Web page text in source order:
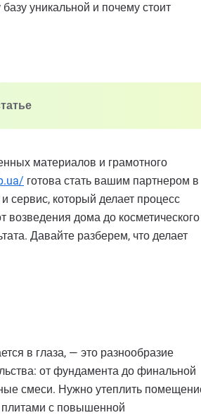
уникальной и почему стоит
материалов и грамотного
готова стать вашим партнером в
который делает процесс
дома до косметического
Давайте разберем, что делает
в глаза, — это разнообразие
от фундамента до финальной
смеси. Нужно утеплить
с повышенной